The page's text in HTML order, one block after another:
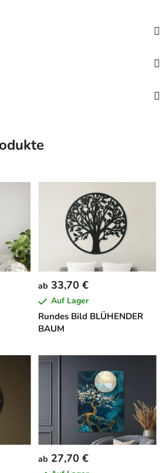
Rundes Bild BLÜHENDER
BAUM
ab 33,70 €
Auf Lager
ab 27,70 €